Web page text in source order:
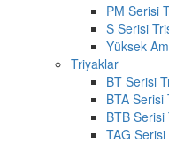
PM Serisi
S Serisi
Yüksek
Triyaklar
BT Serisi
BTA Serisi
BTB
TAG